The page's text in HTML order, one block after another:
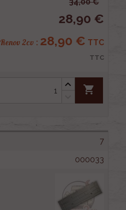
28,90 €
Renov 2cv : 28,90 € TTC
TTC
shopping_cart
7
000033